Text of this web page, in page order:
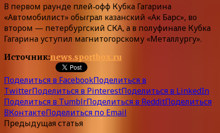
В первом раунде плей‑офф Кубка Гагарина
«Автомобилист» обыграл казанский «Ак Барс», во
втором — петербургский СКА, а в полуфинале Кубка
Гагарина уступил магнитогорскому «Металлургу».
Источник:news.sportbox.ru
Поделиться в FacebookПоделиться в
TwitterПоделиться в PinterestПоделиться в LinkedIn
Поделиться в TumblrПоделиться в RedditПоделиться
ВКонтактеПоделиться по Email
Предыдущая статья